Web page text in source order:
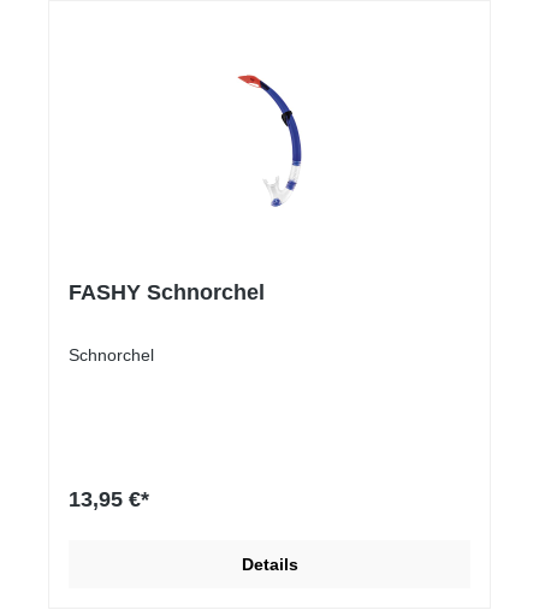
FASHY Schnorchel
Schnorchel
13,95 €*
Details